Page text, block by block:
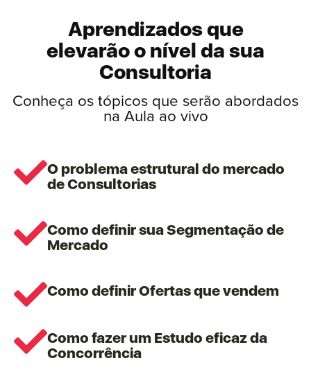
Aprendizados que
elevarão o nível da sua
Consultoria​
Conheça os tópicos que serão abordados
na Aula ao vivo
O problema estrutural do mercado
de Consultorias
Como definir sua Segmentação de
Mercado​
Como definir Ofertas que vendem
Como fazer um Estudo eficaz da
Concorrência​